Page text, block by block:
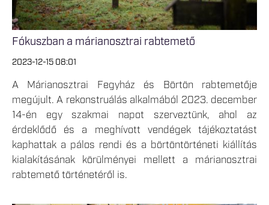
Fókuszban a márianosztrai rabtemető
2023-12-15 08:01
A Márianosztrai Fegyház és Börtön rabtemetője
megújult. A rekonstruálás alkalmából 2023. december
14-én egy szakmai napot szerveztünk, ahol az
érdeklődő és a meghívott vendégek tájékoztatást
kaphattak a pálos rendi és a börtöntörténeti kiállítás
kialakításának körülményei mellett a márianosztrai
rabtemető történetéről is.